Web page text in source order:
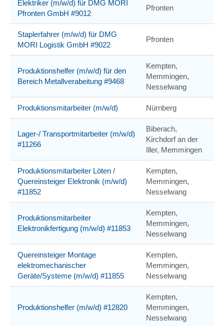
Elektriker (m/w/d) für DMG MORI
Pfronten GmbH #9012
Pfronten
Staplerfahrer (m/w/d) für DMG
MORI Logistik GmbH #9022
Pfronten
Produktionshelfer (m/w/d) für den
Bereich Metallverabeitung #9468
Kempten,
Memmingen,
Nesselwang
Produktionsmitarbeiter (m/w/d) Nürnberg
Lager-/ Transportmitarbeiter (m/w/d)
#11266
Biberach,
Kirchdorf an der
Iller, Memmingen
Produktionsmitarbeiter Löten /
Quereinsteiger Elektronik (m/w/d)
#11852
Kempten,
Memmingen,
Nesselwang
Produktionsmitarbeiter
Elektronikfertigung (m/w/d) #11853
Kempten,
Memmingen,
Nesselwang
Quereinsteiger Montage
elektromechanischer
Geräte/Systeme (m/w/d) #11855
Kempten,
Memmingen,
Nesselwang
Produktionshelfer (m/w/d) #12820
Kempten,
Memmingen,
Nesselwang